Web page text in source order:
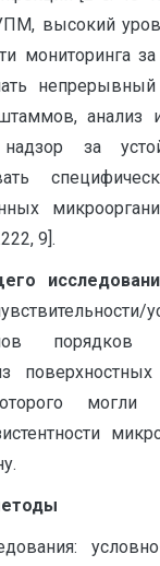
высокий
мониторинга
анализ
надзор за
9].
порядков